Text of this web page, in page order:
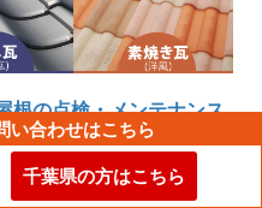
根の点検・メンテナンス
い合わせはこちら
千葉県の方はこちら